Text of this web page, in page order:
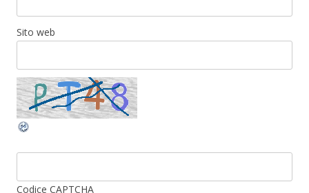
Sito web
Codice CAPTCHA